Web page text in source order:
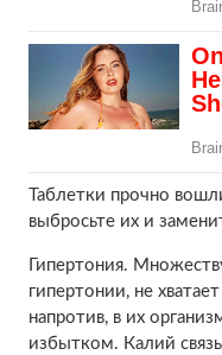
Таблетки прочно
выбросьте их и
Гипертония.
гипертонии, не
напротив, в их
избытком. Калий